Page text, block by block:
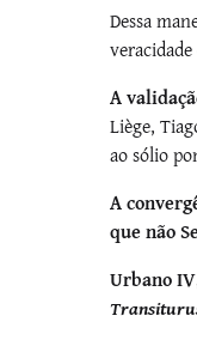
Dessa
A
Liège,
ao sólio
A
que não
Urbano IV